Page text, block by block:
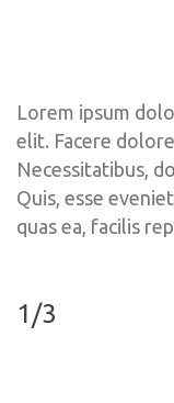
Lorem ipsum
elit. Facere
Necessitatibus,
Quis, esse
quas ea, facilis
1/3